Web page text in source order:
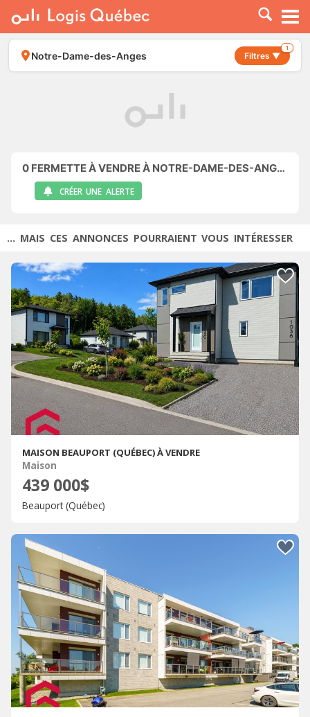
À LOUER
À VENDRE
PLACER UNE ANNONCE
Notre-Dame-des-Anges Filtres ▼
1
0 FERMETTE À VENDRE À NOTRE-DAME-DES-ANGES
CRÉER UNE ALERTE
... MAIS CES ANNONCES POURRAIENT VOUS INTÉRESSER
MAISON BEAUPORT (QUÉBEC) À VENDRE
Maison
439 000$
Beauport (Québec)